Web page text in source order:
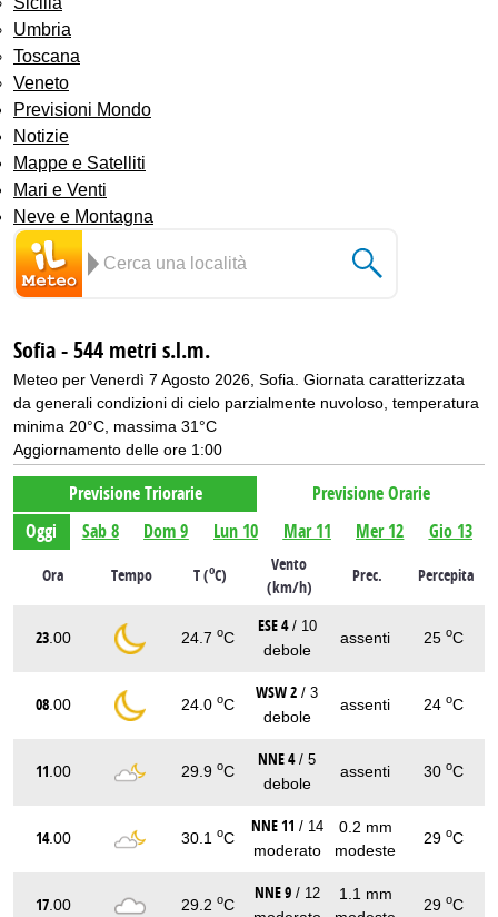
Umbria
Toscana
Veneto
Previsioni Mondo
Notizie
Mappe e Satelliti
Mari e Venti
Neve e Montagna
Sofia - 544 metri s.l.m.
Meteo per Venerdì 7 Agosto 2026, Sofia. Giornata caratterizzata
da generali condizioni di cielo parzialmente nuvoloso, temperatura
minima 20°C, massima 31°C
Aggiornamento delle ore 1:00
Previsione Triorarie
Previsione Orarie
Oggi
Sab 8 Dom 9 Lun 10 Mar 11 Mer 12 Gio 13
Ora Tempo T (oC)
Vento
(km/h)
Prec. Percepita
23 .00 24.7 oC
ESE 4 / 10
debole
assenti 25 oC
08 .00 24.0 oC
WSW 2 / 3
debole
assenti 24 oC
11 .00 29.9 oC
NNE 4 / 5
debole
assenti 30 oC
14.00 30.1 oC
NNE 11 / 14
moderato
0.2 mm
modeste
29 oC
17 .00 29.2 oC
NNE 9 / 12
1.1 mm
29 oC